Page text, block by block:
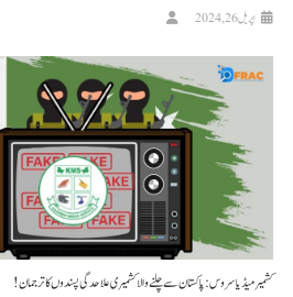
اپریل 26, 2024
کشمیر میڈیا سروس: پاکستان سے چلنے والا کشمیری علاحدگی پسندوں کا ترجمان!